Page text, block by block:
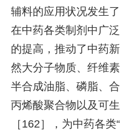
辅料的应用状况发生
在中药各类制剂中广
的提高，推动了中药
然大分子物质、纤维
半合成油脂、磷脂、
丙烯酸聚合物以及可
［162］，为中药各